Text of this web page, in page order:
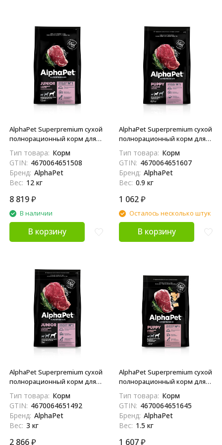
AlphaPet Superpremium сухой
полнорационный корм для
месяцев до 1,5 лет с
говядиной и рисом - 12 кг
Тип товара: Корм
GTIN: 4670064651508
Бренд: AlphaPet
Вес: 12 кг
8 819₽
В наличии
В корзину
AlphaPet Superpremium сухой
полнорационный корм для
кормящих собак средних
пород с говядиной и рисом -
900 г
Тип товара: Корм
GTIN: 4670064651607
Бренд: AlphaPet
Вес: 0.9 кг
1 062₽
Осталось несколько штук
В корзину
AlphaPet Superpremium сухой
полнорационный корм для
месяцев до 1,5 лет с
говядиной и рисом - 3 кг
Тип товара: Корм
GTIN: 4670064651492
Бренд: AlphaPet
Вес: 3 кг
2 866₽
AlphaPet Superpremium сухой
полнорационный корм для
беременных и кормящих
собак крупных пород с
говядиной и рубцом - 1,5 кг
Тип товара: Корм
GTIN: 4670064651645
Бренд: AlphaPet
Вес: 1.5 кг
1 607₽